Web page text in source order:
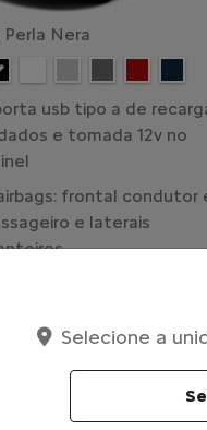
Nera
usb tipo a de
e tomada 12v no
frontal condutor
e laterais
R$ 117.990,00
mais itens de série
Selecione a